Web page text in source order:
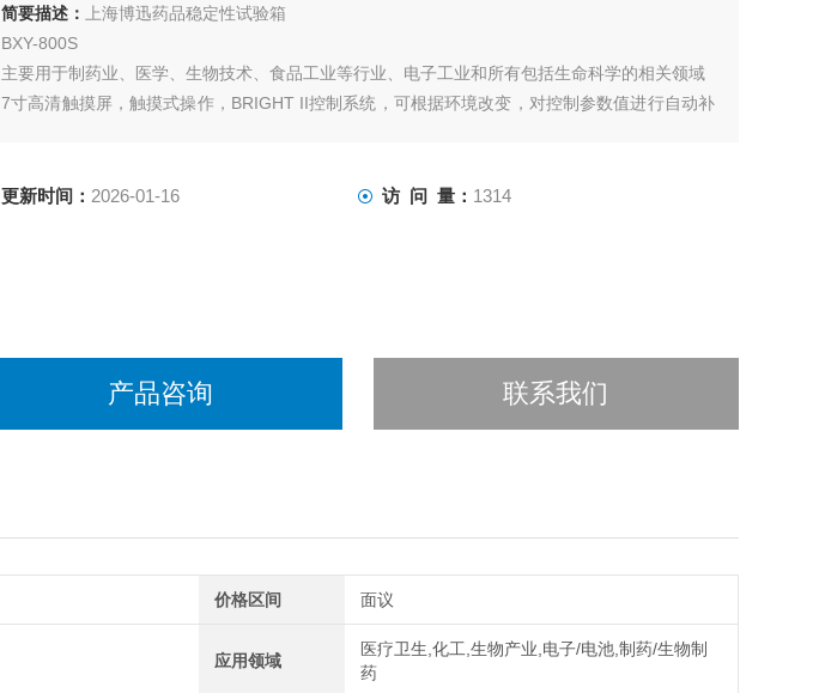
简要描述：
上海博迅药品稳定性试验箱
BXY-800S
主要用于制药业、医学、生物技术、食品工业等行业、电子工业和所有包括生命科学的相关领域
7寸高清触摸屏，触摸式操作，BRIGHT II控制系统，可根据环境改变，对控制参数值进行自动补
更新时间： 2026-01-16 访 问 量： 1314
产品咨询 联系我们
价格区间 面议
应用领域
医疗卫生,化工,生物产业,电子/电池,制药/生物制
药